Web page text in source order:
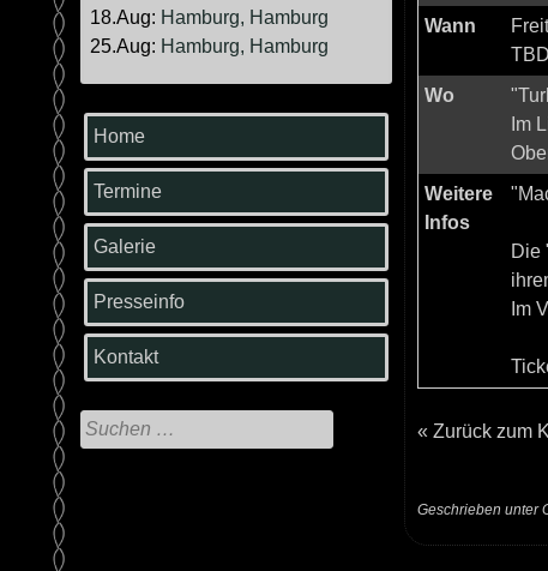
18.Aug: Hamburg, Hamburg
25.Aug: Hamburg, Hamburg
Home
Termine
Galerie
Presseinfo
Kontakt
Suche
nach:
Wann
TBD
Wo
Im
Weitere
Infos
Die
Im
« Zurück zum
Geschrieben unter